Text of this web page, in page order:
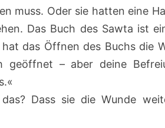
muss. Oder sie hatten eine
Das Buch des Sawta ist
das Öffnen des Buchs die
geöffnet – aber deine
Dass sie die Wunde